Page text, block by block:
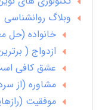
وبلاگ روانشناسی
خانواده (حل
ازدواج (
عشق کافی
مشاوره (از
موفقیت